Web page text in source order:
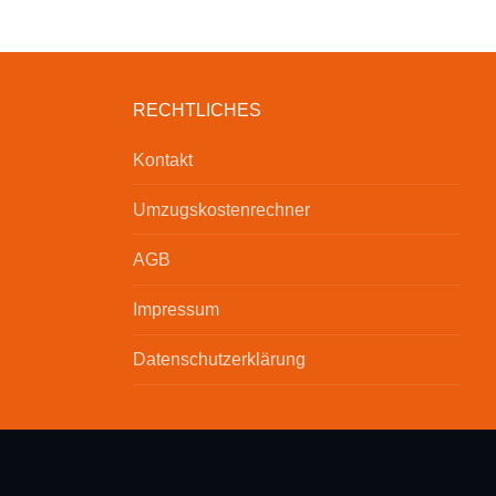
RECHTLICHES
Kontakt
Umzugskostenrechner
AGB
Impressum
Datenschutzerklärung